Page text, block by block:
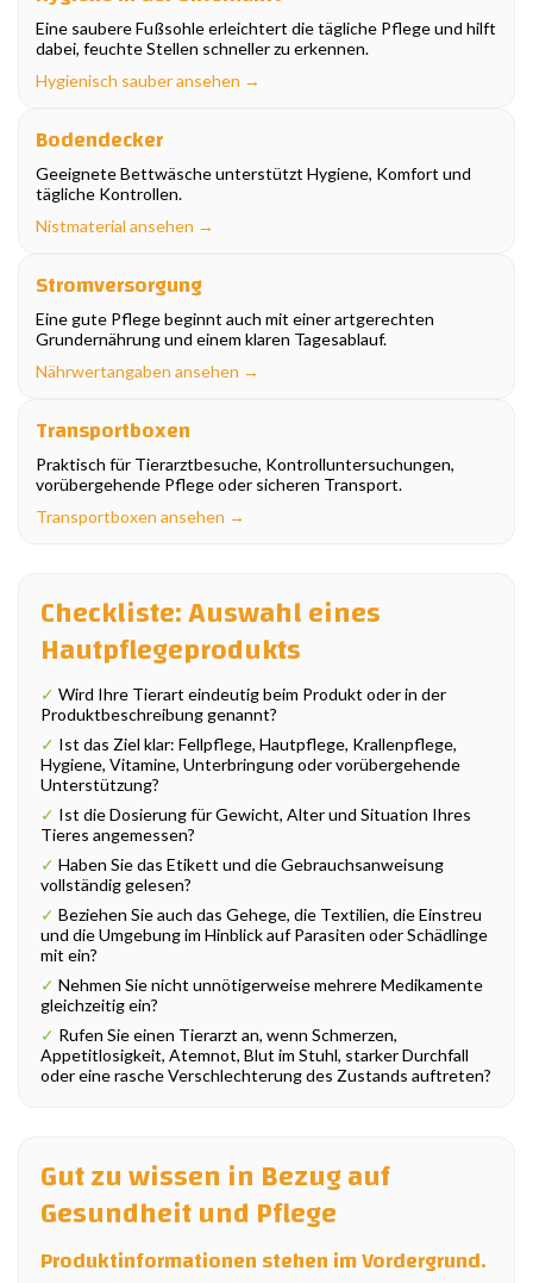
Eine saubere Fußsohle erleichtert die tägliche Pflege und hilft
dabei, feuchte Stellen schneller zu erkennen.
Hygienisch sauber ansehen →
Bodendecker
Geeignete Bettwäsche unterstützt Hygiene, Komfort und
tägliche Kontrollen.
Nistmaterial ansehen →
Stromversorgung
Eine gute Pflege beginnt auch mit einer artgerechten
Grundernährung und einem klaren Tagesablauf.
Nährwertangaben ansehen →
Transportboxen
Praktisch für Tierarztbesuche, Kontrolluntersuchungen,
vorübergehende Pflege oder sicheren Transport.
Transportboxen ansehen →
Checkliste: Auswahl eines
Hautpflegeprodukts
✓ Wird Ihre Tierart eindeutig beim Produkt oder in der
Produktbeschreibung genannt?
✓ Ist das Ziel klar: Fellpflege, Hautpflege, Krallenpflege,
Hygiene, Vitamine, Unterbringung oder vorübergehende
Unterstützung?
✓ Ist die Dosierung für Gewicht, Alter und Situation Ihres
Tieres angemessen?
✓ Haben Sie das Etikett und die Gebrauchsanweisung
vollständig gelesen?
✓ Beziehen Sie auch das Gehege, die Textilien, die Einstreu
und die Umgebung im Hinblick auf Parasiten oder Schädlinge
mit ein?
✓ Nehmen Sie nicht unnötigerweise mehrere Medikamente
gleichzeitig ein?
✓ Rufen Sie einen Tierarzt an, wenn Schmerzen,
Appetitlosigkeit, Atemnot, Blut im Stuhl, starker Durchfall
oder eine rasche Verschlechterung des Zustands auftreten?
Gut zu wissen in Bezug auf
Gesundheit und Pflege
Produktinformationen stehen im Vordergrund.